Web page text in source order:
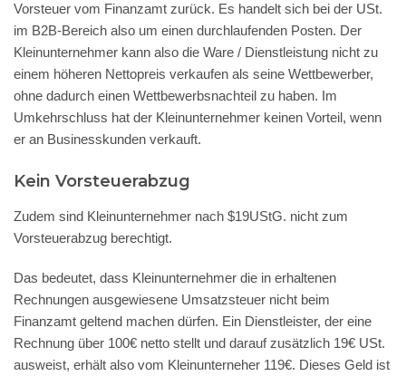
Vorsteuer vom Finanzamt zurück. Es handelt sich bei der USt.
im B2B-Bereich also um einen durchlaufenden Posten. Der
Kleinunternehmer kann also die Ware / Dienstleistung nicht zu
einem höheren Nettopreis verkaufen als seine Wettbewerber,
ohne dadurch einen Wettbewerbsnachteil zu haben. Im
Umkehrschluss hat der Kleinunternehmer keinen Vorteil, wenn
er an Businesskunden verkauft.
Kein Vorsteuerabzug
Zudem sind Kleinunternehmer nach $19UStG. nicht zum
Vorsteuerabzug berechtigt.
Das bedeutet, dass Kleinunternehmer die in erhaltenen
Rechnungen ausgewiesene Umsatzsteuer nicht beim
Finanzamt geltend machen dürfen. Ein Dienstleister, der eine
Rechnung über 100€ netto stellt und darauf zusätzlich 19€ USt.
ausweist, erhält also vom Kleinunterneher 119€. Dieses Geld ist